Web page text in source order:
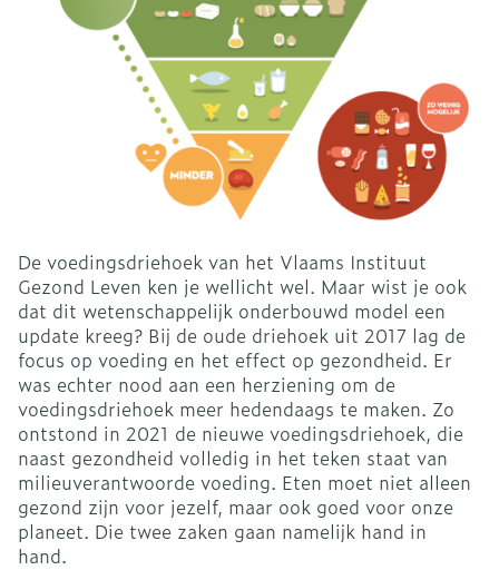
De voedingsdriehoek van het Vlaams Instituut
Gezond Leven ken je wellicht wel. Maar wist je ook
dat dit wetenschappelijk onderbouwd model een
update kreeg? Bij de oude driehoek uit 2017 lag de
focus op voeding en het effect op gezondheid. Er
was echter nood aan een herziening om de
voedingsdriehoek meer hedendaags te maken. Zo
ontstond in 2021 de nieuwe voedingsdriehoek, die
naast gezondheid volledig in het teken staat van
milieuverantwoorde voeding. Eten moet niet alleen
gezond zijn voor jezelf, maar ook goed voor onze
planeet. Die twee zaken gaan namelijk hand in
hand.